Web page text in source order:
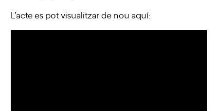
L’acte es pot visualitzar de nou aquí: